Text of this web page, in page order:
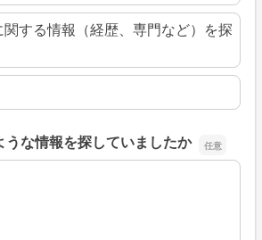
する情報（経歴、専門など）を探
な情報を探していましたか
な情報を探していましたか